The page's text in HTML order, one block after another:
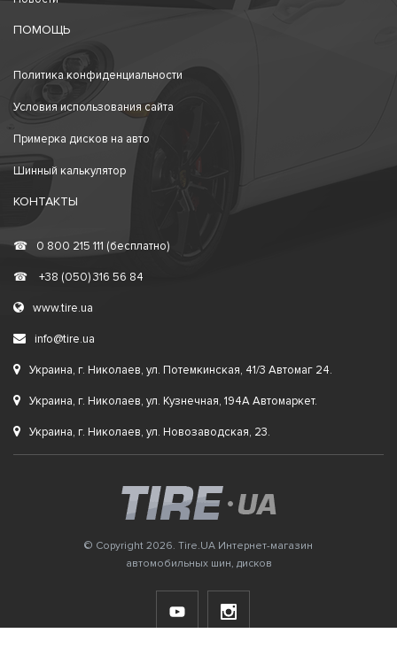
ПОМОЩЬ
Политика конфиденциальности
Условия использования сайта
Примерка дисков на авто
Шинный калькулятор
КОНТАКТЫ
☎ 0 800 215 111 (бесплатно)
☎ +38 (050) 316 56 84
www.tire.ua
info@tire.ua
Украина, г. Николаев, ул. Потемкинская, 41/3 Автомаг 24.
Украина, г. Николаев, ул. Кузнечная, 194А Автомаркет.
Украина, г. Николаев, ул. Новозаводская, 23.
© Copyright 2026. Tire.UA Интернет-магазин
автомобильных шин, дисков